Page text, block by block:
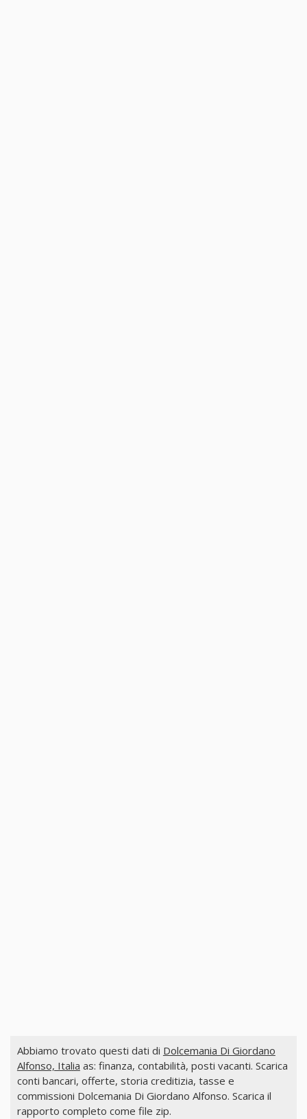
Abbiamo trovato questi dati di Dolcemania Di Giordano
Alfonso, Italia as: finanza, contabilità, posti vacanti. Scarica
conti bancari, offerte, storia creditizia, tasse e
commissioni Dolcemania Di Giordano Alfonso. Scarica il
rapporto completo come file zip.